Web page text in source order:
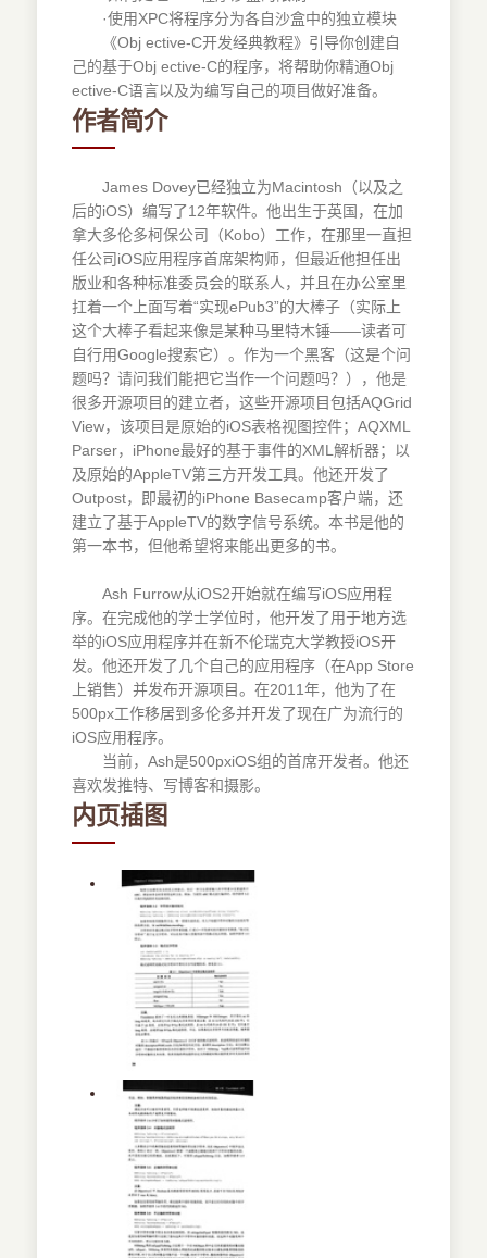
·使用XPC将程序分为各自沙盒中的独立模块
《Obj ective-C开发经典教程》引导你创建自
己的基于Obj ective-C的程序，将帮助你精通Obj
ective-C语言以及为编写自己的项目做好准备。
作者简介
James Dovey已经独立为Macintosh（以及之
后的iOS）编写了12年软件。他出生于英国，在加
拿大多伦多柯保公司（Kobo）工作，在那里一直担
任公司iOS应用程序首席架构师，但最近他担任出
版业和各种标准委员会的联系人，并且在办公室里
扛着一个上面写着“实现ePub3”的大棒子（实际上
这个大棒子看起来像是某种马里特木锤——读者可
自行用Google搜索它）。作为一个黑客（这是个问
题吗？请问我们能把它当作一个问题吗？），他是
很多开源项目的建立者，这些开源项目包括AQGrid
View，该项目是原始的iOS表格视图控件；AQXML
Parser，iPhone最好的基于事件的XML解析器；以
及原始的AppleTV第三方开发工具。他还开发了
Outpost，即最初的iPhone Basecamp客户端，还
建立了基于AppleTV的数字信号系统。本书是他的
第一本书，但他希望将来能出更多的书。
Ash Furrow从iOS2开始就在编写iOS应用程
序。在完成他的学士学位时，他开发了用于地方选
举的iOS应用程序并在新不伦瑞克大学教授iOS开
发。他还开发了几个自己的应用程序（在App Store
上销售）并发布开源项目。在2011年，他为了在
500px工作移居到多伦多并开发了现在广为流行的
iOS应用程序。
当前，Ash是500pxiOS组的首席开发者。他还
喜欢发推特、写博客和摄影。
内页插图